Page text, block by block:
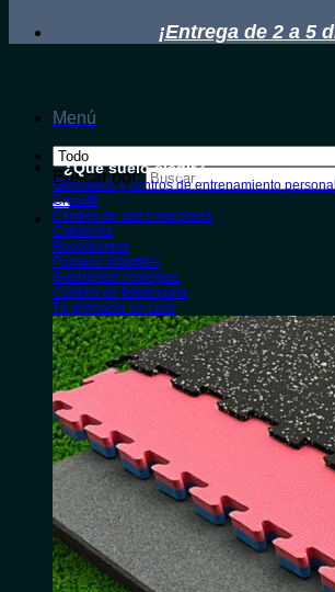
¡Entrega de 2 a 5
Menú
Buscar por:
¿Qué suelo elegir?
Gimnasios y centros de entrenamiento
Crossfit
Centros de artes marciales
Calistenia
Rocódromos
Parques infantiles
Guarderías / colegios
Centros de fisioterapia
Tu gimnasio en casa